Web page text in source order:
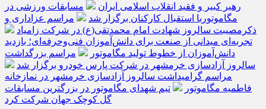
رهبر کبیر و فقید انقلاب اسلامی ایران
مسابقات ورزشی در
مگاموتوربا استقبال کارکنان برگزار شد
مراسم عزاداری و
ذکرمصیبت سالروز شهادت امام محمدتقی(ع) در شرکت زامیاد
تجربه‌ای میدانی از صنعت برای دانش‌آموزان فنی‌وحرفه‌ای؛ بازدید
دانش‌آموزان از خطوط تولید مگاموتور
مراسم بزرگداشت
سالروز آزادسازی خرمشهر در شرکت پارس خودرو برگزار شد
مراسم گرامیداشت سالروز آزادسازی خرمشهر در نمازخانه
فاطمیه مگاموتور
تیم شهدای مگاموتور در بزرگترین مسابقات
گل کوچک جهان شرکت کرد